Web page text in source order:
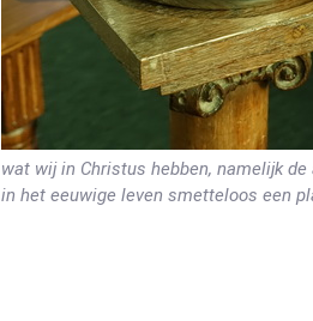
wat wij in Christus hebben, namelijk
in het eeuwige leven smetteloos een